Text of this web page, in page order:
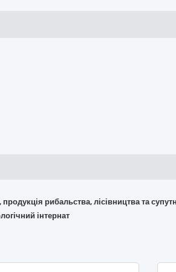
рибальства, лісівництва та
інтернат